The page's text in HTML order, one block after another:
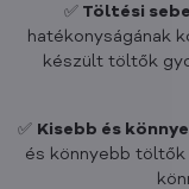
✅ Töltési
hatékonyságának
készült töltők
✅ Kisebb és
és könnyebb töltők